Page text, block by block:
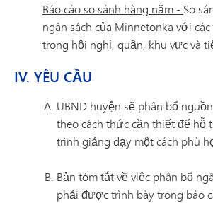
Báo cáo so sánh hàng năm - So
ngân sách của Minnetonka với
trong hội nghị, quận, khu vực và
IV. YÊU CẦU
UBND huyện sẽ phân bổ
theo cách thức cần thiết để hỗ
trình giảng dạy một cách phù
Bản tóm tắt về việc phân bổ
phải được trình bày trong báo